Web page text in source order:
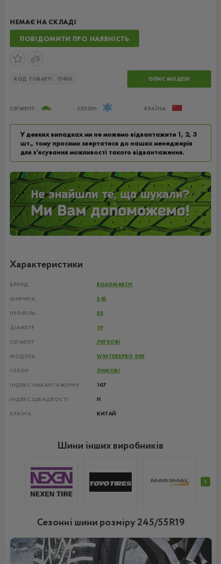
НЕМАЄ НА СКЛАДІ
ПОВІДОМИТИ ПРО НАЯВНІСТЬ
КОД ТОВАРУ: 17496 ОПИС МОДЕЛІ
СЕГМЕНТ: СЕЗОН: КРАЇНА:
У деяких випадках ми не можемо відвантажити 1, 2, 3
шт., тому просимо звертатися до наших менеджерів
для з’ясування можливості такого відвантаження.
Характеристики
БРЕНД ROADMARCH
ШИРИНА 245
ПРОФІЛЬ 55
ДІАМЕТР 19
СЕГМЕНТ ЛЕГКОВІ
МОДЕЛЬ WINTERXPRO 999
СЕЗОН ЗИМОВІ
ІНДЕКС НАВАНТАЖЕННЯ 107
ІНДЕКС ШВИДКОСТІ H
КРАЇНА КИТАЙ
Шини інших виробників
Сезонні шини розміру 245/55R19